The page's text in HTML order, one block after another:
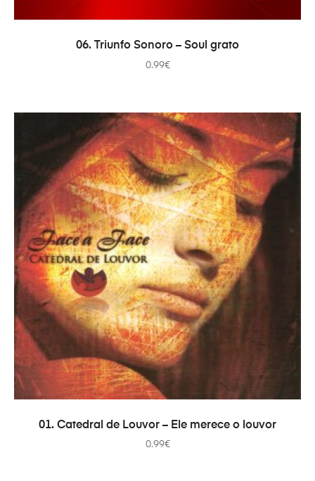
ADICIONAR
06. Triunfo Sonoro – Soul grato
0.99€
ADICIONAR
01. Catedral de Louvor – Ele merece o louvor
0.99€